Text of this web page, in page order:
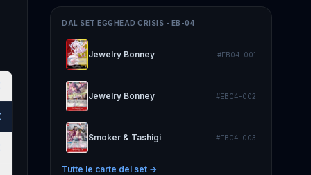
DAL SET EGGHEAD CRISIS - EB-04
Jewelry Bonney #EB04-001
Jewelry Bonney #EB04-002
Smoker & Tashigi #EB04-003
Tutte le carte del set →